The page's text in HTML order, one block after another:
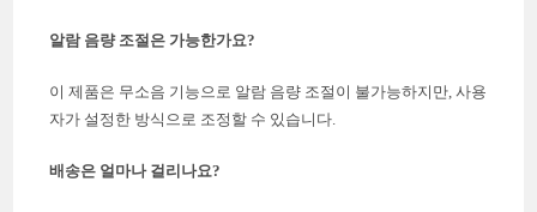
알람 음량 조절은 가능한가요?
이 제품은 무소음 기능으로 알람 음량 조절이 불가능하지만, 사용
자가 설정한 방식으로 조정할 수 있습니다.
배송은 얼마나 걸리나요?